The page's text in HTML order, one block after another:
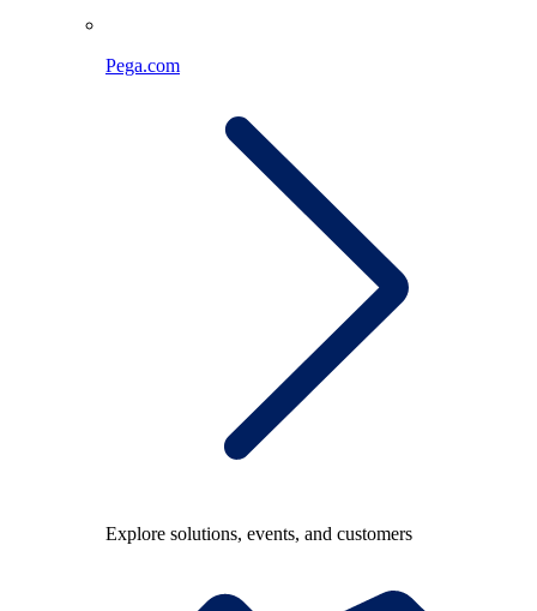
Pega.com
Explore solutions, events, and customers